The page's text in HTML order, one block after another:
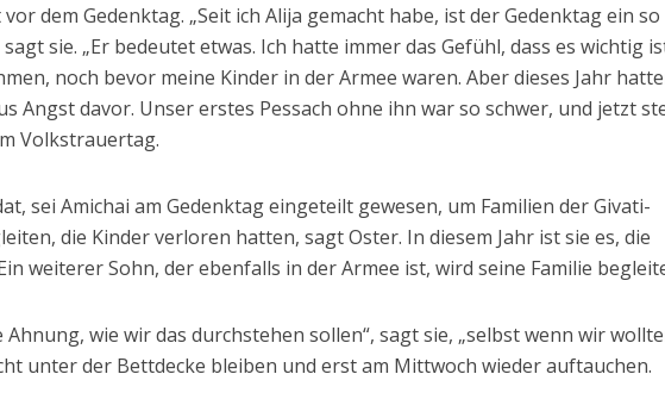
dem Gedenktag. „Seit ich Alija gemacht habe, ist der Gedenktag ein so
sie. „Er bedeutet etwas. Ich hatte immer das Gefühl, dass es wichtig
noch bevor meine Kinder in der Armee waren. Aber dieses Jahr
Angst davor. Unser erstes Pessach ohne ihn war so schwer, und jetzt
Volkstrauertag.
sei Amichai am Gedenktag eingeteilt gewesen, um Familien der Givati-
die Kinder verloren hatten, sagt Oster. In diesem Jahr ist sie es, die
weiterer Sohn, der ebenfalls in der Armee ist, wird seine Familie
Ahnung, wie wir das durchstehen sollen“, sagt sie, „selbst wenn wir
unter der Bettdecke bleiben und erst am Mittwoch wieder auftauchen.